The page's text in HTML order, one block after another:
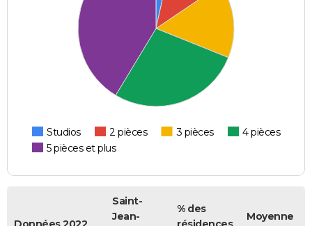
Studios 2 pièces 3 pièces
4 pièces
5 pièces et plus
Saint-
Jean-
% des
Moyenne